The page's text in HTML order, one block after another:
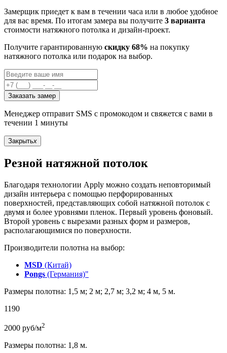
Замерщик приедет к вам в течении часа или в любое удобное
для вас время. По итогам замера вы получите 3 варианта
стоимости натяжного потолка и дизайн-проект.
Получите гарантированную скидку 68% на покупку
натяжного потолка или подарок на выбор.
Заказать замер
Менеджер отправит SMS с промокодом и свяжется с вами в
течении 1 минуты
Закрытьx
Резной натяжной потолок
Благодаря технологии Apply можно создать неповторимый
дизайн интерьера с помощью перфорированных
поверхностей, представляющих собой натяжной потолок с
двумя и более уровнями пленок. Первый уровень фоновый.
Второй уровень с вырезами разных форм и размеров,
располагающимися по поверхности.
Производители полотна на выбор:
MSD (Китай)
Pongs (Германия)"
Размеры полотна: 1,5 м; 2 м; 2,7 м; 3,2 м; 4 м, 5 м.
1190
2000 руб/м2
Размеры полотна: 1,8 м.